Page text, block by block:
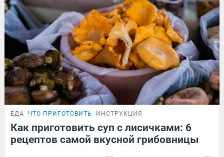
ЕДА ЧТО ПРИГОТОВИТЬ ИНСТРУКЦИЯ
Как приготовить суп с лисичками: 6
рецептов самой вкусной грибовницы